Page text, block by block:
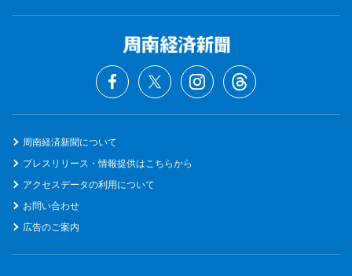
周南経済新聞について
プレスリリース・情報提供はこちらから
アクセスデータの利用について
お問い合わせ
広告のご案内